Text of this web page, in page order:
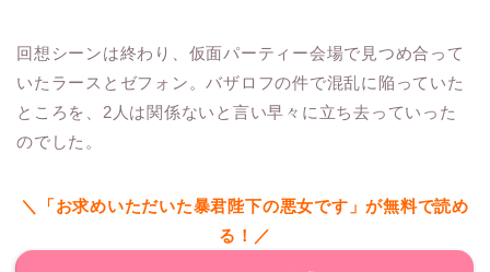
回想シーンは終わり、仮面パーティー会場で見つめ合って
いたラースとゼフォン。バザロフの件で混乱に陥っていた
ところを、2人は関係ないと言い早々に立ち去っていった
のでした。
＼「お求めいただいた暴君陛下の悪女です」が無料で読め
る！／